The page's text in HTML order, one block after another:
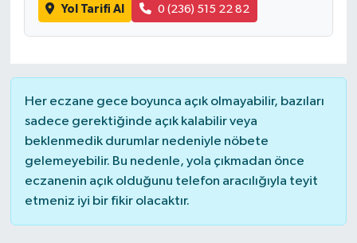
Yol Tarifi Al 0 (236) 515 22 82
Her eczane gece boyunca açık olmayabilir, bazıları
sadece gerektiğinde açık kalabilir veya
beklenmedik durumlar nedeniyle nöbete
gelemeyebilir. Bu nedenle, yola çıkmadan önce
eczanenin açık olduğunu telefon aracılığıyla teyit
etmeniz iyi bir fikir olacaktır.